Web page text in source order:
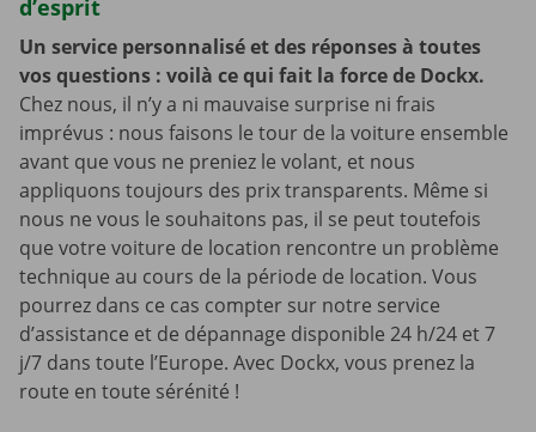
d’esprit
Un service personnalisé et des réponses à toutes
vos questions : voilà ce qui fait la force de Dockx.
Chez nous, il n’y a ni mauvaise surprise ni frais
imprévus : nous faisons le tour de la voiture ensemble
avant que vous ne preniez le volant, et nous
appliquons toujours des prix transparents. Même si
nous ne vous le souhaitons pas, il se peut toutefois
que votre voiture de location rencontre un problème
technique au cours de la période de location. Vous
pourrez dans ce cas compter sur notre service
d’assistance et de dépannage disponible 24 h/24 et 7
j/7 dans toute l’Europe. Avec Dockx, vous prenez la
route en toute sérénité !